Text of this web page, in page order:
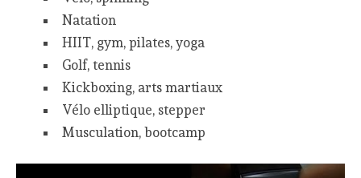
Natation
HIIT, gym, pilates, yoga
Golf, tennis
Kickboxing, arts martiaux
Vélo elliptique, stepper
Musculation, bootcamp